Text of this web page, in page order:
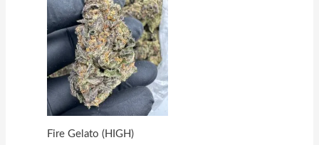
Fire Gelato (HIGH)
range:
€180.00
through
€1,850.00
This
product
has
multiple
variants.
The
options
may